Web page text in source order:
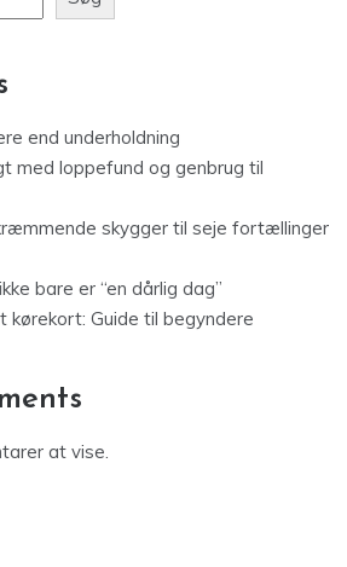
end underholdning
med loppefund og genbrug til
skygger til seje fortællinger
bare er “en dårlig dag”
kørekort: Guide til begyndere
at vise.